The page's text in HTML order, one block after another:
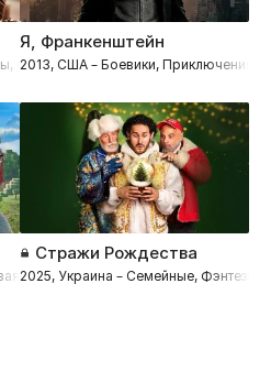
Фэнтези
Я, Франкенштейн
2013, США – Боевики, Приключения,
Зеландия – Приключения, Боевики,
Стражи Рождества
2025, Украина – Семейные, Фэнтези,